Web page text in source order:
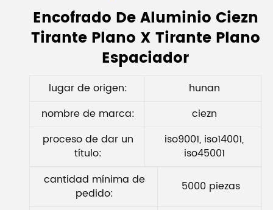
Encofrado De Aluminio Ciezn
Tirante Plano X Tirante Plano
Espaciador
lugar de origen:
hunan
nombre de marca:
ciezn
proceso de dar un
título:
iso9001, iso14001,
iso45001
cantidad mínima de
pedido:
5000 piezas